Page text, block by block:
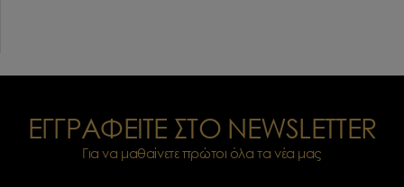
ΕΓΓΡΑΦΕΙΤΕ ΣΤΟ NEWSLETTER
Για να μαθαίνετε πρώτοι όλα τα νέα μας